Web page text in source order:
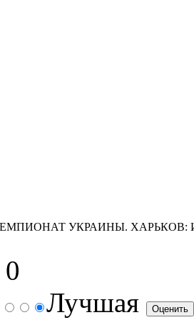
УКРАИНЫ. ХАРЬКОВ:
Лучшая